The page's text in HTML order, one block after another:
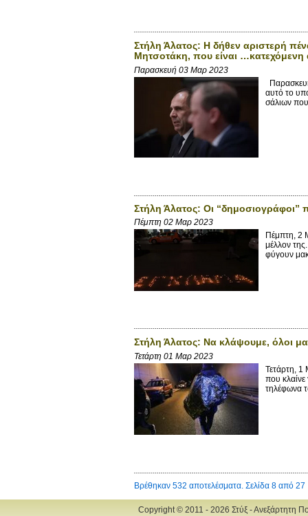
Στήλη Άλατος: Η δήθεν αριστερή
Μητσοτάκη, που είναι
Παρασκευή 03 Μαρ 2023
αυτό το
σάλιων που
Στήλη Άλατος: Οι “δημοσιογράφοι”
Πέμπτη 02 Μαρ 2023
Πέμπτη, 2
μέλλον
φύγουν
Στήλη Άλατος: Να κλάψουμε, όλοι
Τετάρτη 01 Μαρ 2023
Τετάρτη, 1
που
τηλέφωνα
Βρέθηκαν 532 αποτελέσματα. Σελίδα 8 από 27
Copyright © 2011 - 2026 Στύξ - Ανεξάρτητη